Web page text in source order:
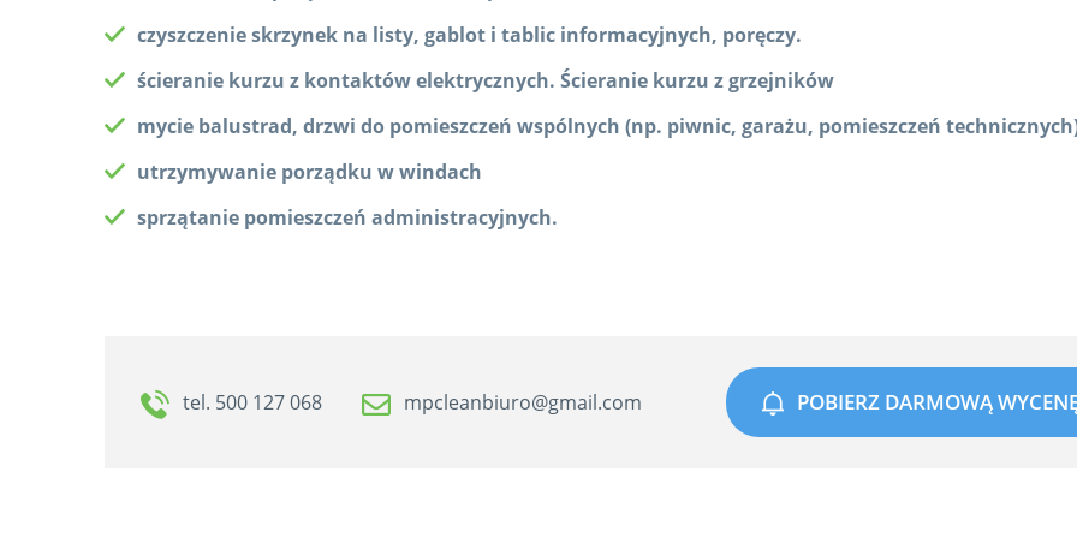
czyszczenie skrzynek na listy, gablot i tablic informacyjnych, poręczy.
ścieranie kurzu z kontaktów elektrycznych. Ścieranie kurzu z grzejników
mycie balustrad, drzwi do pomieszczeń wspólnych (np. piwnic, garażu, pomieszczeń
utrzymywanie porządku w windach
sprzątanie pomieszczeń administracyjnych.
tel. 500 127 068 mpcleanbiuro@gmail.com POBIERZ DARMOWĄ